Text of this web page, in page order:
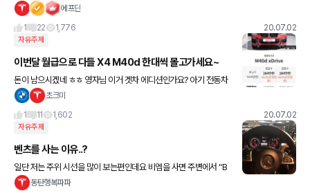
이 있으실까봐 글을 적습니다. 저도 코린이라 정확한 정보가 아닐 수
에프딘
1
22 1,776 20.07.02
자유주제
이번달 월급으로 다들 X4 M40d 한대씩 몰고가세요~
돈이 남으시겠네 ㅎㅎ 영자님 이거 겟차 에디션인가요? 아기 전동차
아니죠? 수정필요해보여요~
초크미
1
11 1,602 20.07.02
자유주제
벤츠를 사는 이유..?
일단 저는 주위 시선을 많이 보는편인데요 비엠을 사면 주변에서 “B
MW 불나는 차 아니야?” “벤츠 사지..” “이건 불 안나..? ” 에 대하여동탄행복파파